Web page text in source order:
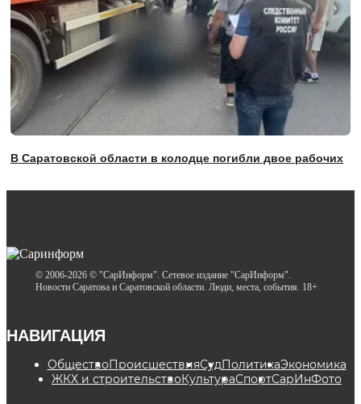
В Саратовской области в колодце погибли двое рабочих
© 2006-2026 © "СарИнформ". Сетевое издание "СарИнформ".
Новости Саратова и Саратовской области. Люди, места, события. 18+
НАВИГАЦИЯ
ОбществоПроисшествияСудПолитикаЭкономика
ЖКХ и строительствоКультураСпортСарИнФото